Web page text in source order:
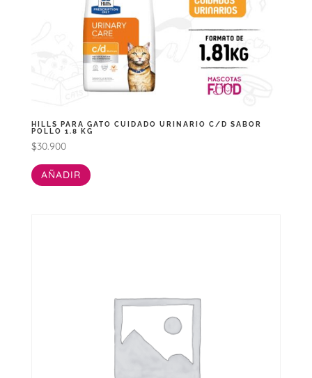
HILLS PARA GATO CUIDADO URINARIO C/D SABOR
POLLO 1.8 KG
$30.900
AÑADIR